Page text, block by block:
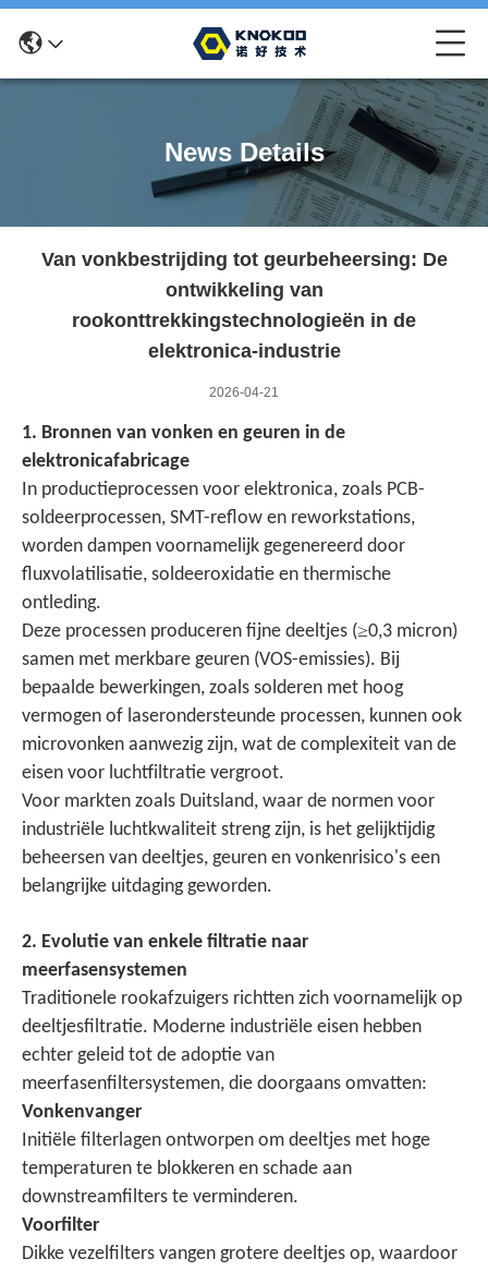
News Details
Van vonkbestrijding tot geurbeheersing: De
ontwikkeling van
rookonttrekkingstechnologieën in de
elektronica-industrie
2026-04-21
1. Bronnen van vonken en geuren in de
elektronicafabricage
In productieprocessen voor elektronica, zoals PCB-
soldeerprocessen, SMT-reflow en reworkstations,
worden dampen voornamelijk gegenereerd door
fluxvolatilisatie, soldeeroxidatie en thermische
ontleding.
Deze processen produceren fijne deeltjes (≥0,3 micron)
samen met merkbare geuren (VOS-emissies). Bij
bepaalde bewerkingen, zoals solderen met hoog
vermogen of laserondersteunde processen, kunnen ook
microvonken aanwezig zijn, wat de complexiteit van de
eisen voor luchtfiltratie vergroot.
Voor markten zoals Duitsland, waar de normen voor
industriële luchtkwaliteit streng zijn, is het gelijktijdig
beheersen van deeltjes, geuren en vonkenrisico's een
belangrijke uitdaging geworden.
2. Evolutie van enkele filtratie naar
meerfasensystemen
Traditionele rookafzuigers richtten zich voornamelijk op
deeltjesfiltratie. Moderne industriële eisen hebben
echter geleid tot de adoptie van
meerfasenfiltersystemen, die doorgaans omvatten:
Vonkenvanger
Initiële filterlagen ontworpen om deeltjes met hoge
temperaturen te blokkeren en schade aan
downstreamfilters te verminderen.
Voorfilter
Dikke vezelfilters vangen grotere deeltjes op, waardoor